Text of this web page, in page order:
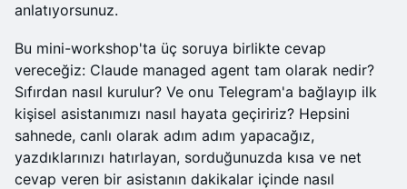
anlatıyorsunuz.
Bu mini-workshop'ta üç soruya birlikte cevap
vereceğiz: Claude managed agent tam olarak nedir?
Sıfırdan nasıl kurulur? Ve onu Telegram'a bağlayıp ilk
kişisel asistanımızı nasıl hayata geçiririz? Hepsini
sahnede, canlı olarak adım adım yapacağız,
yazdıklarınızı hatırlayan, sorduğunuzda kısa ve net
cevap veren bir asistanın dakikalar içinde nasıl